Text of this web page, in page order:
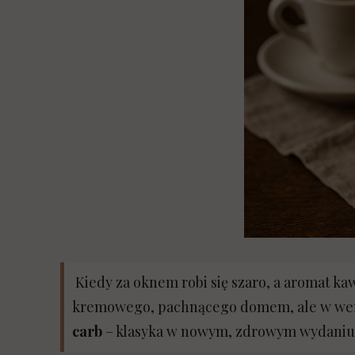
Baw
Kiedy za oknem robi się szaro, a aromat
kremowego, pachnącego domem, ale w
carb – klasyka w nowym, zdrowym